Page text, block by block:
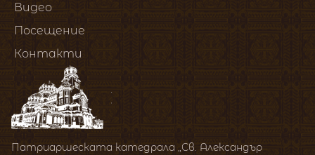
Видео
Посещение
Контакти
Патриаршеската катедрала „Св. Александър